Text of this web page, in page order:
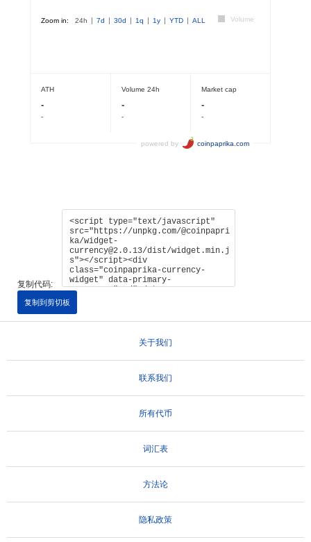
复制代码:
复制到剪切板
关于我们
联系我们
所有代币
词汇表
方法论
隐私政策